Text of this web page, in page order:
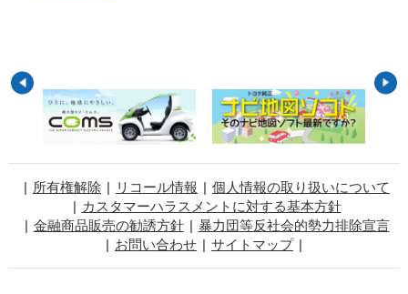
所有権解除 リコール情報
個人情報の取り扱いについて
カスタマーハラスメントに対する基本方針
金融商品販売の勧誘方針
暴力団等反社会的勢力排除宣言
お問い合わせ
サイトマップ